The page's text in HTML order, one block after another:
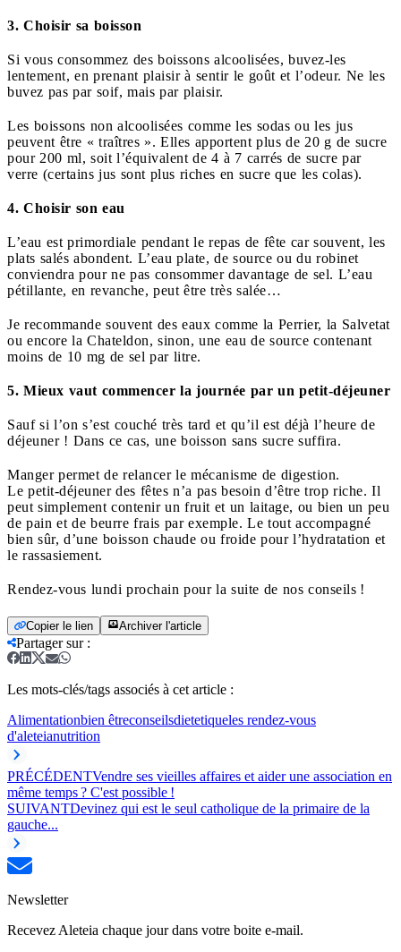
3. Choisir sa boisson
Si vous consommez des boissons alcoolisées, buvez-les
lentement, en prenant plaisir à sentir le goût et l’odeur. Ne les
buvez pas par soif, mais par plaisir.
Les boissons non alcoolisées comme les sodas ou les jus
peuvent être « traîtres ». Elles apportent plus de 20 g de sucre
pour 200 ml, soit l’équivalent de 4 à 7 carrés de sucre par
verre (certains jus sont plus riches en sucre que les colas).
4. Choisir son eau
L’eau est primordiale pendant le repas de fête car souvent, les
plats salés abondent. L’eau plate, de source ou du robinet
conviendra pour ne pas consommer davantage de sel. L’eau
pétillante, en revanche, peut être très salée…
Je recommande souvent des eaux comme la Perrier, la Salvetat
ou encore la Chateldon, sinon, une eau de source contenant
moins de 10 mg de sel par litre.
5. Mieux vaut commencer la journée par un petit-déjeuner
Sauf si l’on s’est couché très tard et qu’il est déjà l’heure de
déjeuner ! Dans ce cas, une boisson sans sucre suffira.
Manger permet de relancer le mécanisme de digestion.
Le petit-déjeuner des fêtes n’a pas besoin d’être trop riche. Il
peut simplement contenir un fruit et un laitage, ou bien un peu
de pain et de beurre frais par exemple. Le tout accompagné
bien sûr, d’une boisson chaude ou froide pour l’hydratation et
le rassasiement.
Rendez-vous lundi prochain pour la suite de nos conseils !
Copier le lien Archiver l'article
Partager sur:
Les mots-clés/tags associés à cet article :
Alimentationbien êtreconseilsdietetiqueles rendez-vous
d'aleteianutrition
PRÉCÉDENTVendre ses vieilles affaires et aider une association en
même temps ? C'est possible !
SUIVANTDevinez qui est le seul catholique de la primaire de la
gauche...
Newsletter
Recevez Aleteia chaque jour dans votre boite e-mail.